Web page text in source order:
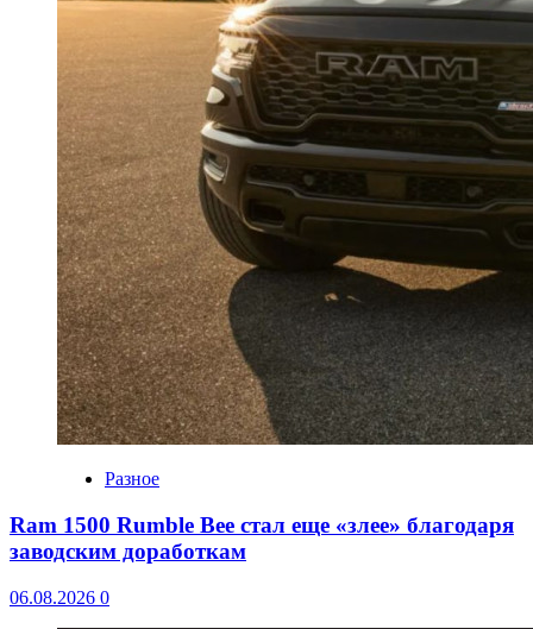
Разное
Ram 1500 Rumble Bee стал еще «злее» благодаря
заводским доработкам
06.08.2026 0